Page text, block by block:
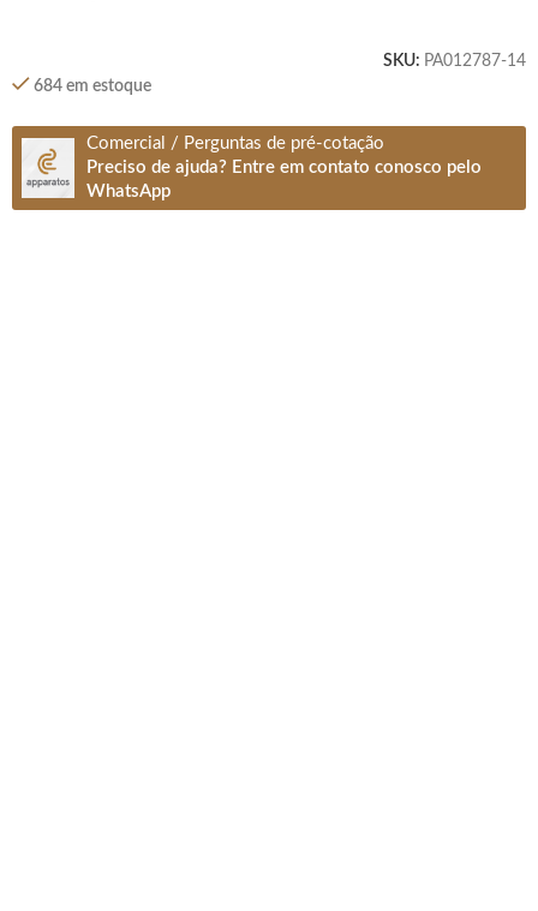
SKU: PA012787-14
684 em estoque
Comercial / Perguntas de pré-cotação
Preciso de ajuda? Entre em contato conosco pelo
WhatsApp